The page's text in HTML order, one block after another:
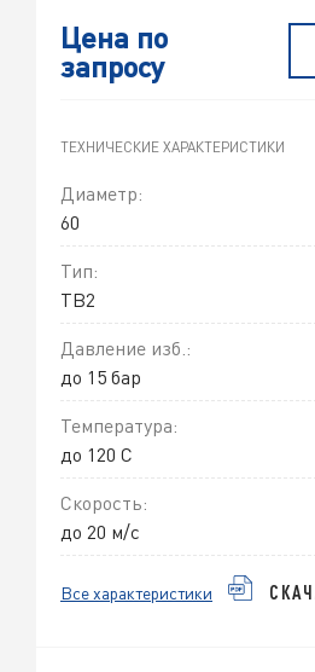
Цена по
запросу
ТЕХНИЧЕСКИЕ ХАРАКТЕРИСТИКИ
Диаметр:
60
Тип:
TB2
Давление изб.:
до 15 бар
Температура:
до 120 C
Скорость:
до 20 м/с
Все характеристики